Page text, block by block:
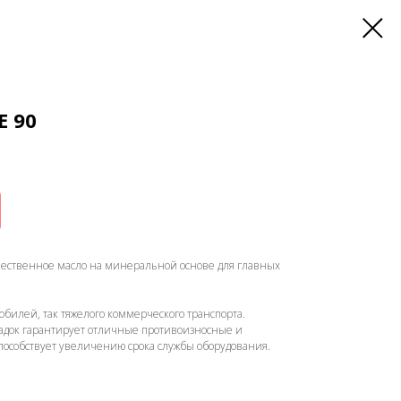
90
масло на минеральной основе для главных
так тяжелого коммерческого транспорта.
гарантирует отличные противоизносные и
увеличению срока службы оборудования.